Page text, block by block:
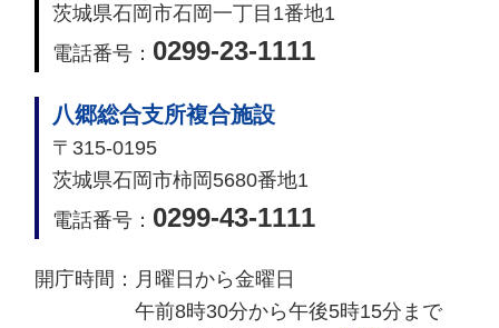
茨城県石岡市石岡一丁目1番地1
電話番号： 0299-23-1111
八郷総合支所複合施設
〒315-0195
茨城県石岡市柿岡5680番地1
電話番号： 0299-43-1111
開庁時間： 月曜日から金曜日
午前8時30分から午後5時15分まで